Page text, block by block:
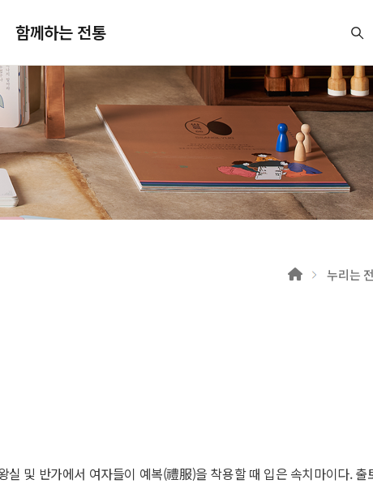
함께하는 전통
누리는
실 및 반가에서 여자들이 예복(禮服)을 착용할 때 입은 속치마이다.